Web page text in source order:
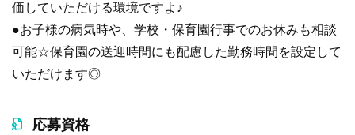
価していただける環境ですよ♪
●お子様の病気時や、学校・保育園行事でのお休みも相談
可能☆保育園の送迎時間にも配慮した勤務時間を設定して
いただけます◎
応募資格